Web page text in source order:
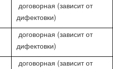
договорная (зависит от
дифектовки)
договорная (зависит от
дифектовки)
договорная (зависит от